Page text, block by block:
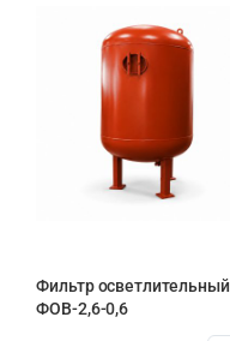
Фильтр осветлительный
ФОВ-2,6-0,6